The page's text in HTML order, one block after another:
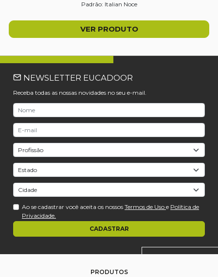
Padrão: Italian Noce
VER PRODUTO
NEWSLETTER EUCADOOR
Receba todas as nossas novidades no seu e-mail.
Ao se cadastrar você aceita os nossos Termos de Uso e Política de
Privacidade.
CADASTRAR
PRODUTOS